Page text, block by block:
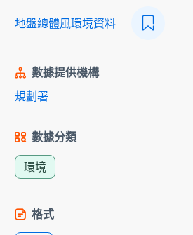
地盤總體風環境資料
數據提供機構
規劃署
數據分類
環境
格式